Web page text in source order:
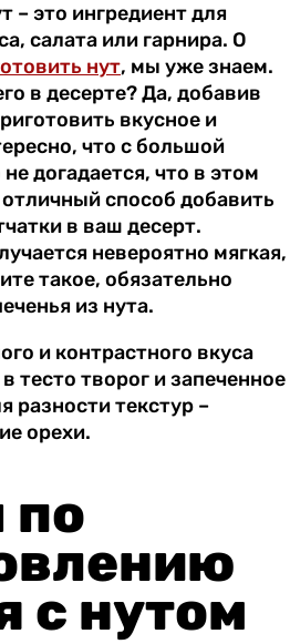
– это ингредиент для
салата или гарнира. О
нут, мы уже знаем.
в десерте? Да, добавив
вкусное и
что с большой
догадается, что в этом
способ добавить
в ваш десерт.
невероятно мягкая,
такое, обязательно
из нута.
и контрастного вкуса
тесто творог и запеченное
разности текстур –
орехи.
по
с нутом